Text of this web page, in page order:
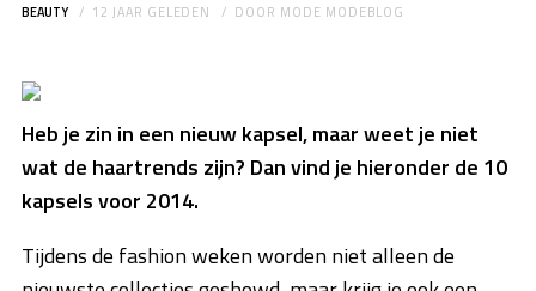
BEAUTY 12 JAAR GELEDEN DOOR MODE MODEBLOG
Heb je zin in een nieuw kapsel, maar weet je niet
wat de haartrends zijn? Dan vind je hieronder de 10
kapsels voor 2014.
Tijdens de fashion weken worden niet alleen de